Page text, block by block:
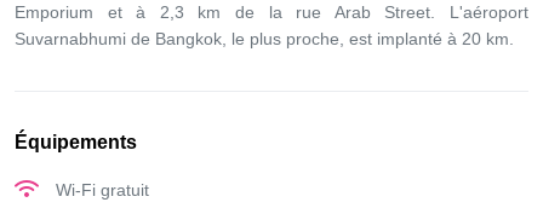
Emporium et à 2,3 km de la rue Arab Street. L'aéroport
Suvarnabhumi de Bangkok, le plus proche, est implanté à 20 km.
Équipements
Wi-Fi gratuit